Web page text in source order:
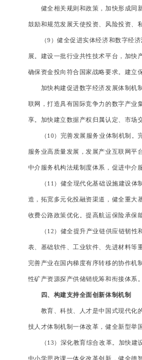
健全相关规则和政策，加快形成同新
鼓励和规范发展天使投资、风险投资、
（9）健全促进实体经济和数字经济
展。建设一批行业共性技术平台，加快
确保资金投向符合国家战略要求。建立
加快构建促进数字经济发展体制机制
联网，打造具有国际竞争力的数字产业
享。加快建立数据产权归属认定、市场
（10）完善发展服务业体制机制。完
服务业高质量发展，发展产业互联网平
中介服务机构法规制度体系，促进中介
（11）健全现代化基础设施建设体制
造，拓宽多元化投融资渠道，健全重大
收费公路政策优化。提高航运保险承保
（12）健全提升产业链供应链韧性和
表、基础软件、工业软件、先进材料等
完善产业在国内梯度有序转移的协作机
性矿产资源探产供储销统筹和衔接体系
四、构建支持全面创新体制机制
教育、科技、人才是中国式现代化的
技人才体制机制一体改革，健全新型举
（13）深化教育综合改革。加快建设
中小学思政课一体化改革创新，健全德